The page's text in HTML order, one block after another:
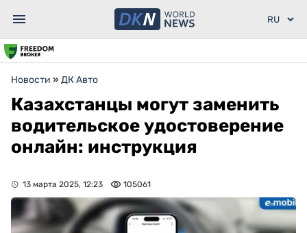
Новости » ДК Авто
Казахстанцы могут заменить
водительское удостоверение
онлайн: инструкция
13 марта 2025, 12:23 105061